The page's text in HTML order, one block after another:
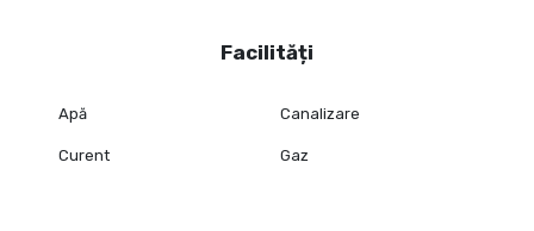
Facilități
Apă Canalizare
Curent Gaz